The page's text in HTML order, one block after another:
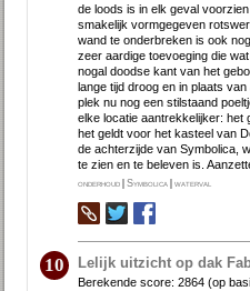
de loods is in elk geval
smakelijk vormgegeven
wand te onderbreken is ook
zeer aardige toevoeging die
nogal doodse kant van het
lange tijd droog en in plaats
plek nu nog een stilstaand
elke locatie aantrekkelijker: het
het geldt voor het kasteel van
de achterzijde van Symbolica,
te zien en te beleven is.
onderhoud |Symbolica |waterval
10 Lelijk uitzicht op dak
Berekende score:2864 (op